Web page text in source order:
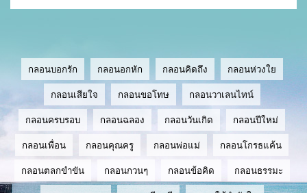
กลอนบอกรัก กลอนอกหัก กลอนคิดถึง กลอนห่วงใย
กลอนเสียใจ กลอนขอโทษ กลอนวาเลนไทน์
กลอนครบรอบ กลอนฉลอง กลอนวันเกิด กลอนปีใหม่
กลอนเพื่อน กลอนคุณครู กลอนพ่อแม่ กลอนโกรธแค้น
กลอนตลกขำขัน กลอนกวนๆ กลอนข้อคิด กลอนธรรมะ